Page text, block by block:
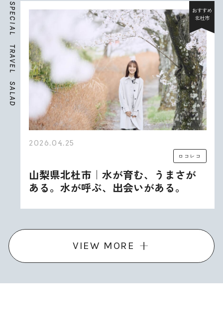
S
P
E
C
I
A
L
T
R
A
V
E
L
S
A
L
A
D
おすすめ
北杜市
2026.04.25
ロコレコ
山梨県北杜市｜水が育む、うまさが
ある。水が呼ぶ、出会いがある。
VIEW MORE